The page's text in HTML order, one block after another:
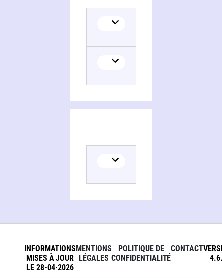
INFORMATIONS
MISES À JOUR
LE 28-04-2026
MENTIONS
LÉGALES
POLITIQUE DE
CONFIDENTIALITÉ
CONTACT